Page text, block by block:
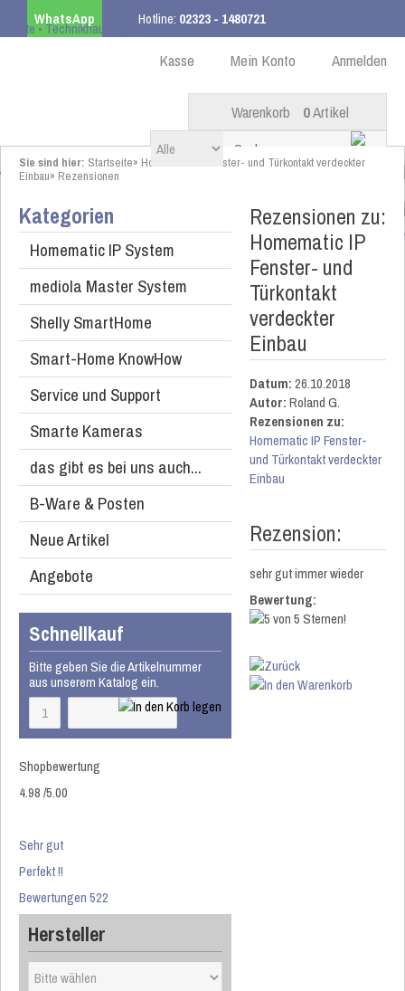
WhatsApp Hotline: 02323 - 1480721
ab 99,00 € innerhalb DE Anmelden
Mein Konto
Kasse
Warenkorb 0Artikel
Sie sind hier: Startseite» Homematic IP Fenster- und Türkontakt verdeckter
Einbau» Rezensionen
Kategorien
Homematic IP System
mediola Master System
Shelly SmartHome
Smart-Home KnowHow
Service und Support
Smarte Kameras
das gibt es bei uns auch...
B-Ware & Posten
Neue Artikel
Angebote
Schnellkauf
Bitte geben Sie die Artikelnummer
aus unserem Katalog ein.
Shopbewertung
4.98/5.00
Sehr gut
Perfekt !!
Bewertungen 522
Hersteller
Rezensionen zu:
Homematic IP
Fenster- und
Türkontakt
verdeckter
Einbau
Datum:26.10.2018
Autor:Roland G.
Rezensionen zu:
Homematic IP Fenster-
und Türkontakt verdeckter
Einbau
Rezension:
sehr gut immer wieder
Bewertung: